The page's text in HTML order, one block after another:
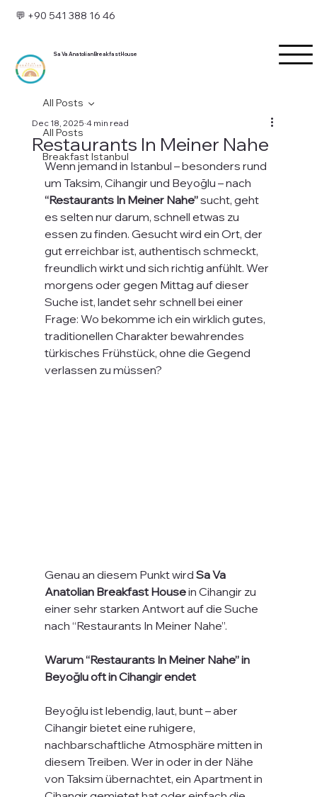
💬 +90 541 388 16 46
Sa Va Anatolian Breakfast House
All Posts
Breakfast Istanbul
All Posts
Restaurants In Meiner Nahe
Dec 18, 2025 4 min read
Wenn jemand in Istanbul – besonders rund
um Taksim, Cihangir und Beyoğlu – nach
“Restaurants In Meiner Nahe” sucht, geht
es selten nur darum, schnell etwas zu
essen zu finden. Gesucht wird ein Ort, der
gut erreichbar ist, authentisch schmeckt,
freundlich wirkt und sich richtig anfühlt. Wer
morgens oder gegen Mittag auf dieser
Suche ist, landet sehr schnell bei einer
Frage: Wo bekomme ich ein wirklich gutes,
traditionellen Charakter bewahrendes
türkisches Frühstück, ohne die Gegend
verlassen zu müssen?
Genau an diesem Punkt wird Sa Va
Anatolian Breakfast House in Cihangir zu
einer sehr starken Antwort auf die Suche
nach “Restaurants In Meiner Nahe”.
Warum “Restaurants In Meiner Nahe” in
Beyoğlu oft in Cihangir endet
Beyoğlu ist lebendig, laut, bunt – aber
Cihangir bietet eine ruhigere,
nachbarschaftliche Atmosphäre mitten in
diesem Treiben. Wer in oder in der Nähe
von Taksim übernachtet, ein Apartment in